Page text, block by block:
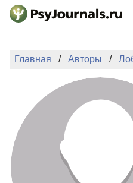
Перейти к основному
ПОДАТЬ
БАЗА
Регистрация
Главная Авторы